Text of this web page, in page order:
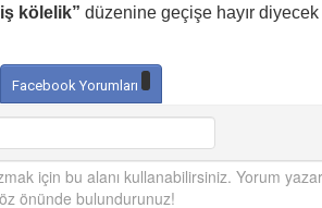
kölelik” düzenine geçişe hayır
Facebook Yorumları